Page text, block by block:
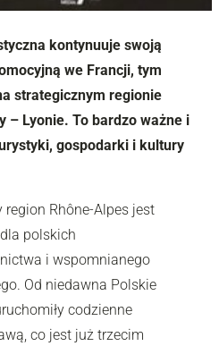
kontynuuje swoją
we Francji, tym
strategicznym regionie
– Lyonie. To bardzo ważne i
gospodarki i kultury
region Rhône-Alpes jest
polskich
i wspomnianego
Od niedawna Polskie
codzienne
co jest już trzecim